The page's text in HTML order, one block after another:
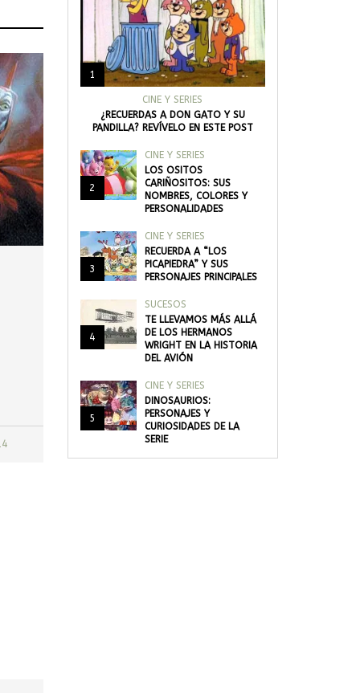
1
CINE Y SERIES
¿RECUERDAS A DON GATO Y SU
PANDILLA? REVÍVELO EN ESTE POST
2
CINE Y SERIES
LOS OSITOS
CARIÑOSITOS: SUS
NOMBRES, COLORES Y
PERSONALIDADES
3
CINE Y SERIES
RECUERDA A “LOS
PICAPIEDRA” Y SUS
PERSONAJES PRINCIPALES
4
SUCESOS
TE LLEVAMOS MÁS ALLÁ
DE LOS HERMANOS
WRIGHT EN LA HISTORIA
DEL AVIÓN
5
CINE Y SERIES
DINOSAURIOS:
PERSONAJES Y
CURIOSIDADES DE LA
SERIE